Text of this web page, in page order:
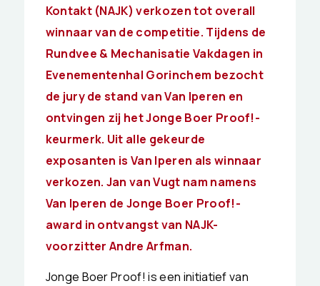
Kontakt (NAJK) verkozen tot overall
winnaar van de competitie. Tijdens de
Rundvee & Mechanisatie Vakdagen in
Evenementenhal Gorinchem bezocht
de jury de stand van Van Iperen en
ontvingen zij het Jonge Boer Proof!-
keurmerk. Uit alle gekeurde
exposanten is Van Iperen als winnaar
verkozen. Jan van Vugt nam namens
Van Iperen de Jonge Boer Proof!-
award in ontvangst van NAJK-
voorzitter Andre Arfman.
Jonge Boer Proof! is een initiatief van